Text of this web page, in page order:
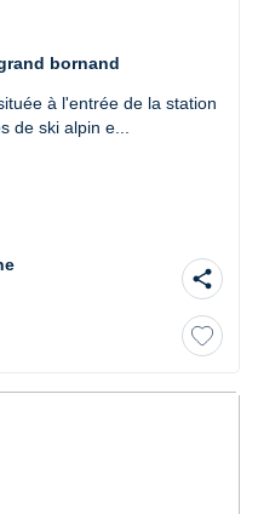
bornand
à l'entrée de la station
de ski alpin e...
share